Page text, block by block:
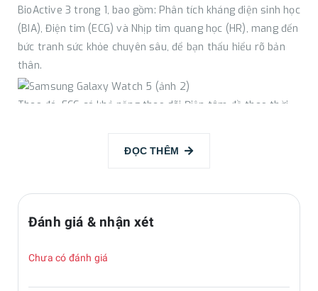
BioActive 3 trong 1, bao gồm: Phân tích kháng điện sinh học
(BIA), Điện tim (ECG) và Nhịp tim quang học (HR), mang đến
bức tranh sức khỏe chuyên sâu, để bạn thấu hiểu rõ bản
thân.
Theo đó, ECG có khả năng theo dõi Điện tâm đồ theo thời
bất thường. BIA theo dõi tất cả các chỉ số quan trọng như
tỷ lệ phần trăm mỡ, trọng lượng cơ xương, lượng nước…
như tình trạng huyết áp.
Dù ngày hay đêm, không có gì rào cản Galaxy Watch 5 giúp
ĐỌC THÊM
Đánh giá & nhận xét
Chưa có đánh giá